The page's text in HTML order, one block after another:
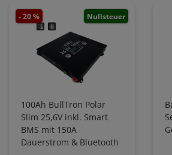
- 20 % Nullsteuer
100Ah BullTron Polar
Slim 25,6V inkl. Smart
BMS mit 150A
Dauerstrom & Bluetooth